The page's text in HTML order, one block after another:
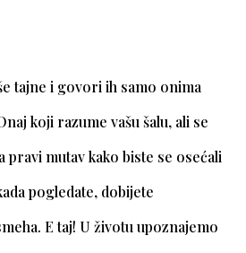
tajne i govori ih samo onima
koji razume vašu šalu, ali se
pravi mutav kako biste se osećali
pogledate, dobijete
E taj! U životu upoznajemo